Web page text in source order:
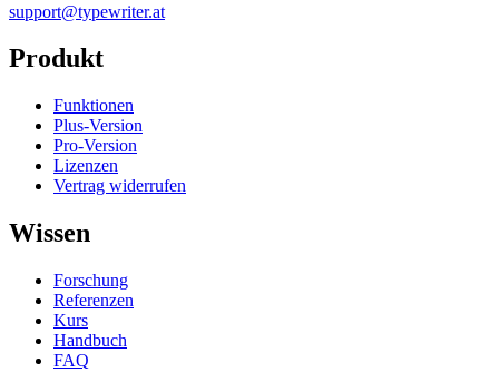
support@typewriter.at
Produkt
Funktionen
Plus-Version
Pro-Version
Lizenzen
Vertrag widerrufen
Wissen
Forschung
Referenzen
Kurs
Handbuch
FAQ